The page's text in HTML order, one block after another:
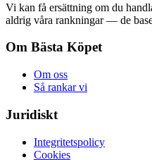
Vi kan få ersättning om du
aldrig våra rankningar — de
Om Bästa Köpet
Om oss
Så rankar vi
Juridiskt
Integritetspolicy
Cookies